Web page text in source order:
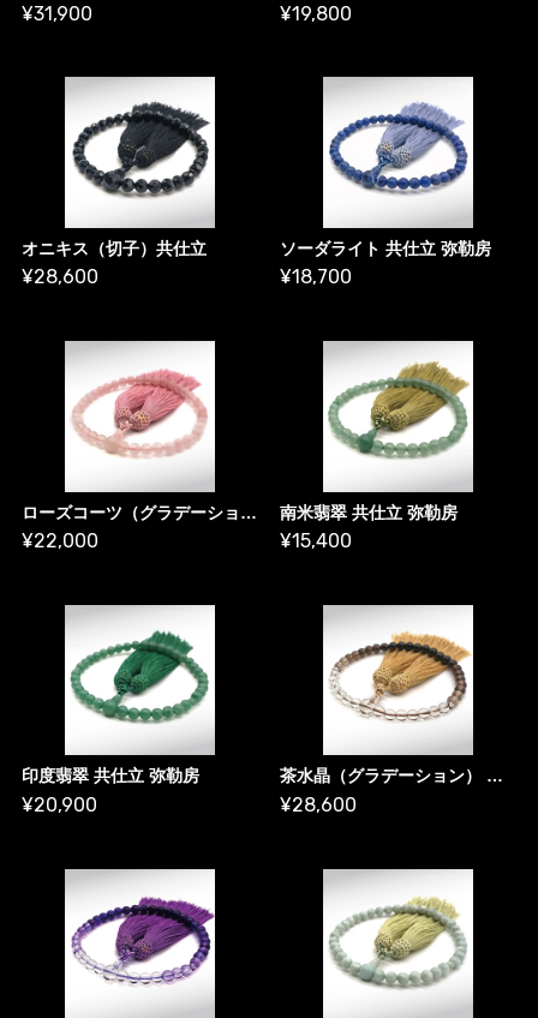
¥31,900 ¥19,800
オニキス（切子）共仕立
¥28,600
ソーダライト 共仕立 弥勒房
¥18,700
ローズコーツ（グラデーション）共仕立
¥22,000
南米翡翠 共仕立 弥勒房
¥15,400
印度翡翠 共仕立 弥勒房
¥20,900
茶水晶（グラデーション） 共仕立 弥勒房
¥28,600